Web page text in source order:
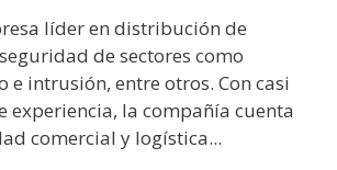
líder en distribución de
de sectores como
e intrusión, entre otros. Con casi
experiencia, la compañía cuenta
comercial y logística...